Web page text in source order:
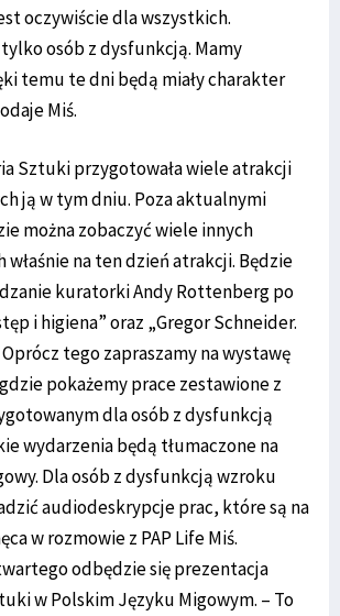
oczywiście dla wszystkich.
osób z dysfunkcją. Mamy
temu te dni będą miały charakter
Miś.
Sztuki przygotowała wiele atrakcji
ją w tym dniu. Poza aktualnymi
można zobaczyć wiele innych
na ten dzień atrakcji. Będzie
kuratorki Andy Rottenberg po
i higiena” oraz „Gregor Schneider.
tego zapraszamy na wystawę
pokażemy prace zestawione z
dla osób z dysfunkcją
wydarzenia będą tłumaczone na
Dla osób z dysfunkcją wzroku
audiodeskrypcje prac, które są na
w rozmowie z PAP Life Miś.
odbędzie się prezentacja
w Polskim Języku Migowym. – To